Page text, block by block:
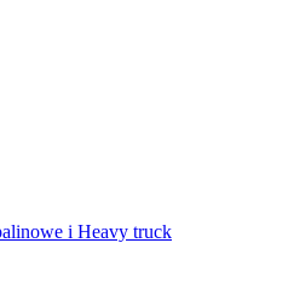
i Heavy truck